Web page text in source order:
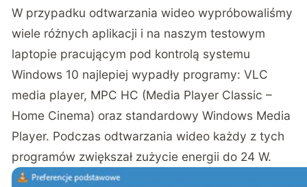
W przypadku odtwarzania wideo wypróbowaliśmy
wiele różnych aplikacji i na naszym testowym
laptopie pracującym pod kontrolą systemu
Windows 10 najlepiej wypadły programy: VLC
media player, MPC HC (Media Player Classic –
Home Cinema) oraz standardowy Windows Media
Player. Podczas odtwarzania wideo każdy z tych
programów zwiększał zużycie energii do 24 W.